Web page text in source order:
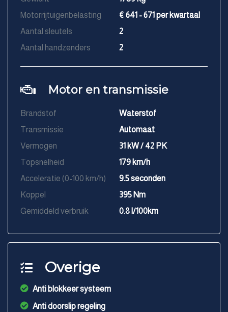
Motorrijtuigenbelasting
€ 641 - 671 per kwartaal
Aantal sleutels
2
Aantal handzenders
2
Motor en transmissie
Brandstof
Waterstof
Transmissie
Automaat
Vermogen
31 kW / 42 PK
Topsnelheid
179 km/h
Acceleratie (0-100 km/h)
9.5 seconden
Koppel
395 Nm
Gemiddeld verbruik
0.8 l/100km
Overige
Anti blokkeer systeem
Anti doorslip regeling